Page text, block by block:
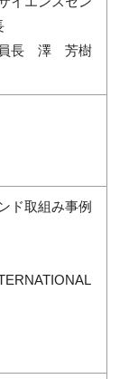
員長 澤 芳樹
ド取組み事例